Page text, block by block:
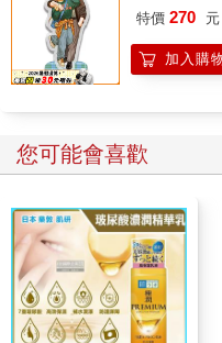
特價 270 元
加入購
您可能會喜歡